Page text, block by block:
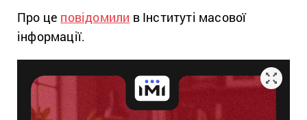
Про це повідомили в Інституті масової
інформації.